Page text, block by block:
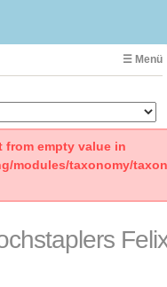
☰ Menü
empty value in
modules/taxonomy/